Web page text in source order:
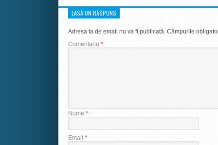
LASĂ UN RĂSPUNS
Adresa ta de email nu va fi publicată. Câmpurile
Comentariu *
Nume *
Email *